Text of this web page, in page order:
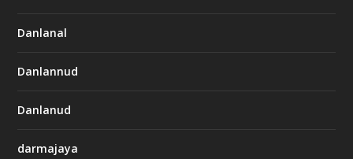
Danlanal
Danlannud
Danlanud
darmajaya